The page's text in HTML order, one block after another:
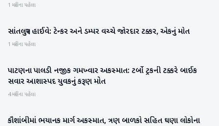
1 મહિના પહેલા
પાટણ
સાંતલપુર હાઈવે: ટેન્કર અને ડમ્પર વચ્ચે જોરદાર ટક્કર, એકનું મોત
1 મહિના પહેલા
પાટણ
પાટણના પાલડી નજીક ગમખ્વાર અકસ્માત: ટર્બો ટ્રકની ટક્કરે બાઈક
સવાર આશાસ્પદ યુવકનું કરૂણ મોત
4 મહિના પહેલા
રાષ્ટ્રીય
કૌશાંબીમાં ભયાનક માર્ગ અકસ્માત, ત્રણ બાળકો સહિત ઘણા લોકોના